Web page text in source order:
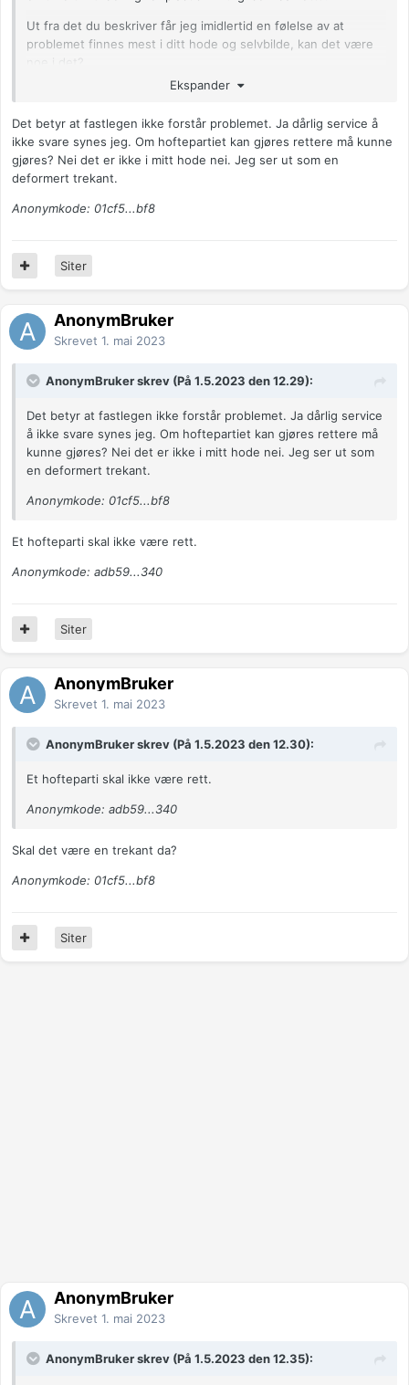
Ut fra det du beskriver får jeg imidlertid en følelse av at
problemet finnes mest i ditt hode og selvbilde, kan det være
Ekspander
Det betyr at fastlegen ikke forstår problemet. Ja dårlig service å
ikke svare synes jeg. Om hoftepartiet kan gjøres rettere må kunne
gjøres? Nei det er ikke i mitt hode nei. Jeg ser ut som en
deformert trekant.
Anonymkode: 01cf5...bf8
Siter
AnonymBruker
Skrevet 1. mai 2023
AnonymBruker skrev (På 1.5.2023 den 12.29):
Det betyr at fastlegen ikke forstår problemet. Ja dårlig service
å ikke svare synes jeg. Om hoftepartiet kan gjøres rettere må
kunne gjøres? Nei det er ikke i mitt hode nei. Jeg ser ut som
en deformert trekant.
Anonymkode: 01cf5...bf8
Et hofteparti skal ikke være rett.
Anonymkode: adb59...340
Siter
AnonymBruker
Skrevet 1. mai 2023
AnonymBruker skrev (På 1.5.2023 den 12.30):
Et hofteparti skal ikke være rett.
Anonymkode: adb59...340
Skal det være en trekant da?
Anonymkode: 01cf5...bf8
Siter
AnonymBruker
Skrevet 1. mai 2023
AnonymBruker skrev (På 1.5.2023 den 12.35):